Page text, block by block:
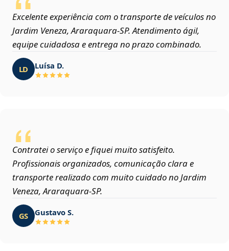
Excelente experiência com o transporte de veículos no
Jardim Veneza, Araraquara‑SP. Atendimento ágil,
equipe cuidadosa e entrega no prazo combinado.
LD Luísa D.
Contratei o serviço e fiquei muito satisfeito.
Profissionais organizados, comunicação clara e
transporte realizado com muito cuidado no Jardim
Veneza, Araraquara‑SP.
GS Gustavo S.